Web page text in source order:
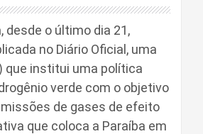
desde o último dia 21,
no Diário Oficial, uma
que institui uma política
verde com o objetivo
de gases de efeito
que coloca a Paraíba em